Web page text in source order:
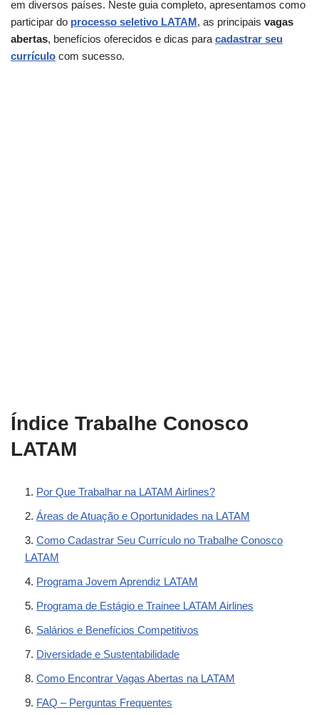
em diversos países. Neste guia completo, apresentamos como
participar do processo seletivo LATAM, as principais vagas
abertas, benefícios oferecidos e dicas para cadastrar seu
currículo com sucesso.
Índice Trabalhe Conosco
LATAM
Por Que Trabalhar na LATAM Airlines?
Áreas de Atuação e Oportunidades na LATAM
Como Cadastrar Seu Currículo no Trabalhe Conosco
LATAM
Programa Jovem Aprendiz LATAM
Programa de Estágio e Trainee LATAM Airlines
Salários e Benefícios Competitivos
Diversidade e Sustentabilidade
Como Encontrar Vagas Abertas na LATAM
FAQ – Perguntas Frequentes